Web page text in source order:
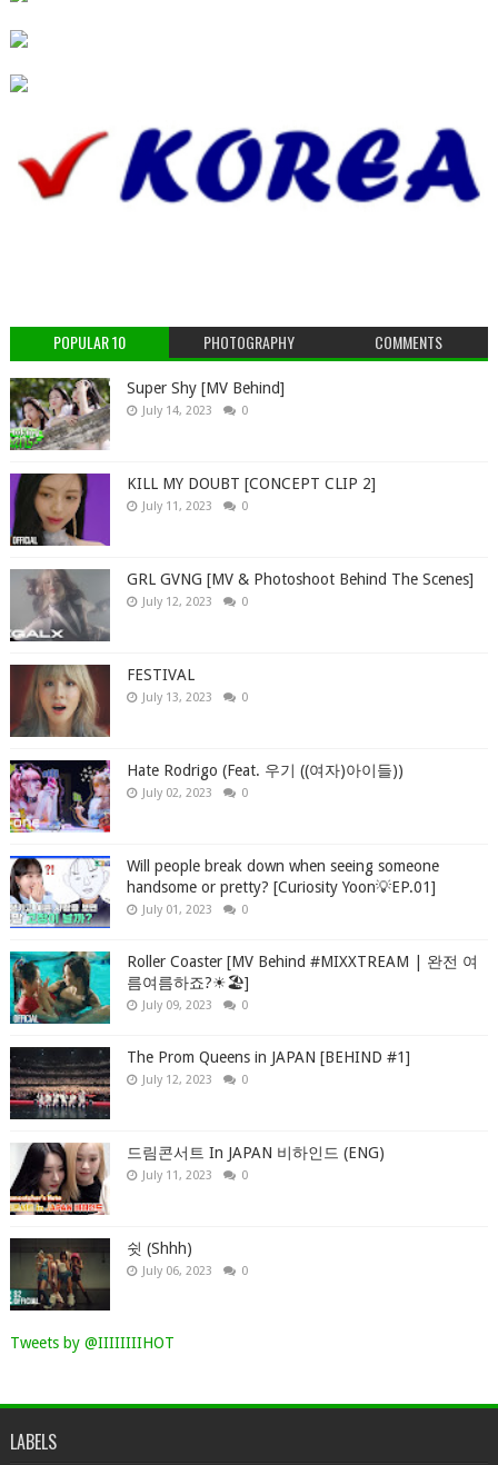
POPULAR 10 PHOTOGRAPHY COMMENTS
Super Shy [MV Behind]
July 14, 2023 0
KILL MY DOUBT [CONCEPT CLIP 2]
July 11, 2023 0
GRL GVNG [MV & Photoshoot Behind The Scenes]
July 12, 2023 0
FESTIVAL
July 13, 2023 0
Hate Rodrigo (Feat. 우기 ((여자)아이들))
July 02, 2023 0
Will people break down when seeing someone
handsome or pretty? [Curiosity Yoon💡EP.01]
July 01, 2023 0
Roller Coaster [MV Behind #MIXXTREAM | 완전 여
름여름하죠?☀🏖]
July 09, 2023 0
The Prom Queens in JAPAN [BEHIND #1]
July 12, 2023 0
드림콘서트 In JAPAN 비하인드 (ENG)
July 11, 2023 0
쉿 (Shhh)
July 06, 2023 0
Tweets by @IIIIIIIIHOT
LABELS